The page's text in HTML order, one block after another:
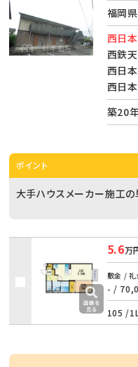
福岡
西日
西鉄
西日
西日
築20
ポイント
大手ハウスメーカー施工の
5.6万
敷金 /
- /
105 /